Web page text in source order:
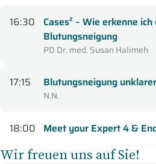
16:30
Cases² – Wie erkenne
Blutungsneigung
PD Dr. med. Susan Halimeh
17:15 Blutungsneigung
N.N.
18:00 Meet your Expert 4 &
Wir freuen uns auf Sie!